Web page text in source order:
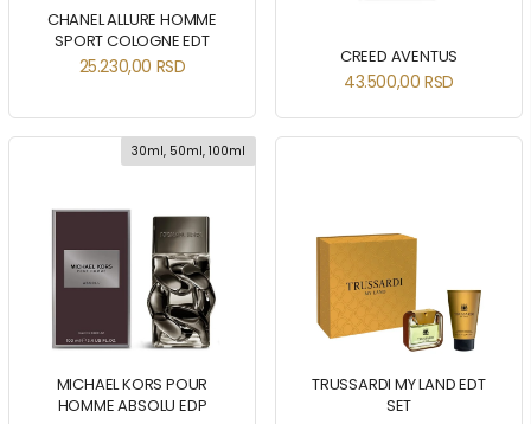
CHANEL ALLURE HOMME
SPORT COLOGNE EDT
25.230,00 RSD CREED AVENTUS
43.500,00RSD
30ml, 50ml, 100ml
MICHAEL KORS POUR
HOMME ABSOLU EDP
TRUSSARDI MY LAND EDT
SET